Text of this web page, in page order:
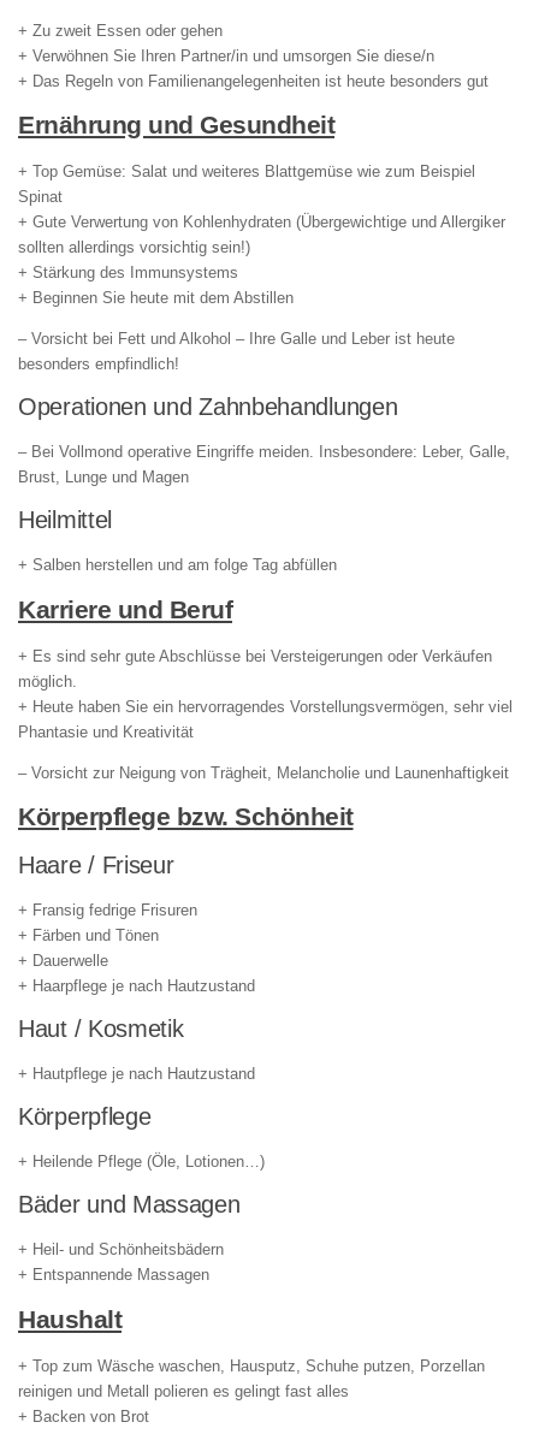
+ Zu zweit Essen oder gehen
+ Verwöhnen Sie Ihren Partner/in und umsorgen Sie diese/n
+ Das Regeln von Familienangelegenheiten ist heute besonders gut
Ernährung und Gesundheit
+ Top Gemüse: Salat und weiteres Blattgemüse wie zum Beispiel
Spinat
+ Gute Verwertung von Kohlenhydraten (Übergewichtige und Allergiker
sollten allerdings vorsichtig sein!)
+ Stärkung des Immunsystems
+ Beginnen Sie heute mit dem Abstillen
– Vorsicht bei Fett und Alkohol – Ihre Galle und Leber ist heute
besonders empfindlich!
Operationen und Zahnbehandlungen
– Bei Vollmond operative Eingriffe meiden. Insbesondere: Leber, Galle,
Brust, Lunge und Magen
Heilmittel
+ Salben herstellen und am folge Tag abfüllen
Karriere und Beruf
+ Es sind sehr gute Abschlüsse bei Versteigerungen oder Verkäufen
möglich.
+ Heute haben Sie ein hervorragendes Vorstellungsvermögen, sehr viel
Phantasie und Kreativität
– Vorsicht zur Neigung von Trägheit, Melancholie und Launenhaftigkeit
Körperpflege bzw. Schönheit
Haare / Friseur
+ Fransig fedrige Frisuren
+ Färben und Tönen
+ Dauerwelle
+ Haarpflege je nach Hautzustand
Haut / Kosmetik
+ Hautpflege je nach Hautzustand
Körperpflege
+ Heilende Pflege (Öle, Lotionen…)
Bäder und Massagen
+ Heil- und Schönheitsbädern
+ Entspannende Massagen
Haushalt
+ Top zum Wäsche waschen, Hausputz, Schuhe putzen, Porzellan
reinigen und Metall polieren es gelingt fast alles
+ Backen von Brot